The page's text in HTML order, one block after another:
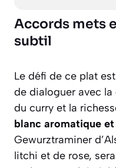
Accords mets
subtil
Le défi de ce plat
de dialoguer avec
du curry et la
blanc aromatique
Gewurztraminer
litchi et de rose,